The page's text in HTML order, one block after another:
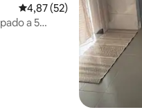
4,87 de uma avaliação
4,87 (52)
a 5